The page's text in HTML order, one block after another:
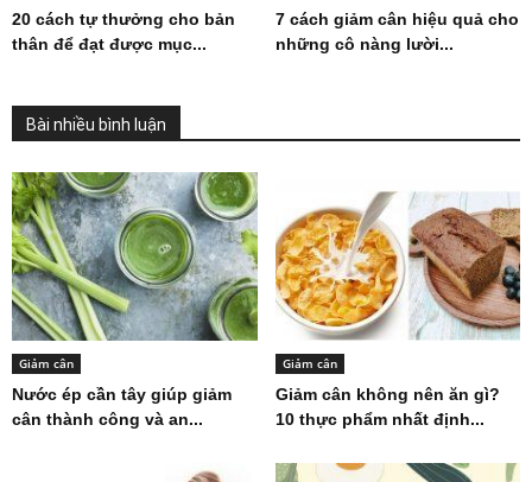
20 cách tự thưởng cho bản
thân để đạt được mục...
7 cách giảm cân hiệu quả cho
những cô nàng lười...
Bài nhiều bình luận
Giảm cân
Nước ép cần tây giúp giảm
cân thành công và an...
Giảm cân
Giảm cân không nên ăn gì?
10 thực phẩm nhất định...